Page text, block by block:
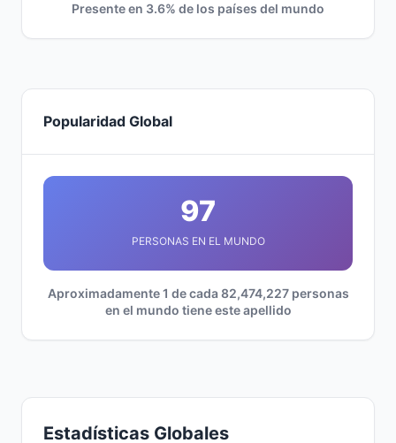
Presente en 3.6% de los países del mundo
Popularidad Global
97
PERSONAS EN EL MUNDO
Aproximadamente 1 de cada 82,474,227 personas
en el mundo tiene este apellido
Estadísticas Globales